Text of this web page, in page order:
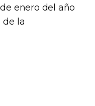
enero del año
de la